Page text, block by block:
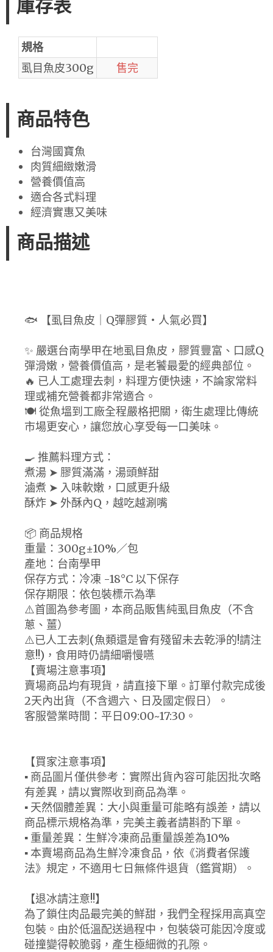
庫存表
規格
虱目魚皮300g
售完
商品特色
台灣國寶魚
肉質細緻嫩滑
營養價值高
適合各式料理
經濟實惠又美味
商品描述
🐟 【虱目魚皮｜Q彈膠質・人氣必買】
✨ 嚴選台南學甲在地虱目魚皮，膠質豐富、口感Q
彈滑嫩，營養價值高，是老饕最愛的經典部位。
🔥 已人工處理去刺，料理方便快速，不論家常料
理或補充營養都非常適合。
🍽️ 從魚塭到工廠全程嚴格把關，衛生處理比傳統
市場更安心，讓您放心享受每一口美味。
🍳 推薦料理方式：
煮湯 ➤ 膠質滿滿，湯頭鮮甜
滷煮 ➤ 入味軟嫩，口感更升級
酥炸 ➤ 外酥內Q，越吃越涮嘴
📦 商品規格
重量：300g±10%／包
產地：台南學甲
保存方式：冷凍 -18°C 以下保存
保存期限：依包裝標示為準
⚠️首圖為參考圖，本商品販售純虱目魚皮（不含
蔥、薑）
⚠️已人工去刺(魚類還是會有殘留未去乾淨的!請注
意!!)，食用時仍請細嚼慢嚥
【賣場注意事項】
賣場商品均有現貨，請直接下單。訂單付款完成後
2天內出貨（不含週六、日及國定假日）。
客服營業時間：平日09:00~17:30。
【買家注意事項】
▪ 商品圖片僅供參考：實際出貨內容可能因批次略
有差異，請以實際收到商品為準。
▪ 天然個體差異：大小與重量可能略有誤差，請以
商品標示規格為準，完美主義者請斟酌下單。
▪ 重量差異：生鮮冷凍商品重量誤差為10%
▪ 本賣場商品為生鮮冷凍食品，依《消費者保護
法》規定，不適用七日無條件退貨（鑑賞期）。
【退冰請注意!!】
為了鎖住肉品最完美的鮮甜，我們全程採用高真空
包裝。由於低溫配送過程中，包裝袋可能因冷度或
碰撞變得較脆弱，產生極細微的孔隙。